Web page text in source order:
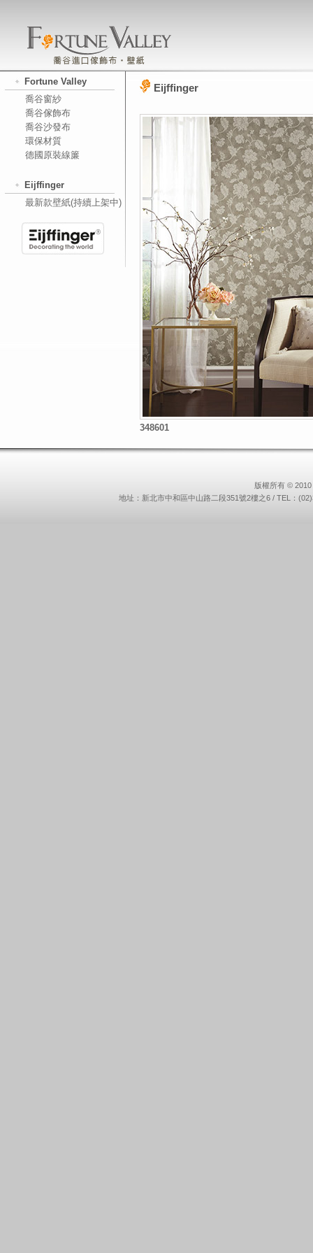
Fortune Valley
喬谷窗紗
喬谷傢飾布
喬谷沙發布
環保材質
德國原裝線簾
Eijffinger
最新款壁紙(持續上架中)
Eijffinger
348601
版權所有 ©
地址：新北市中和區中山路二段351號2樓之6 / TEL：